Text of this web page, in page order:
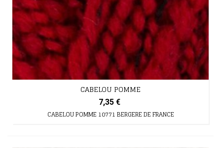
CABELOU POMME
7,35 €
CABELOU POMME 10771 BERGERE DE FRANCE